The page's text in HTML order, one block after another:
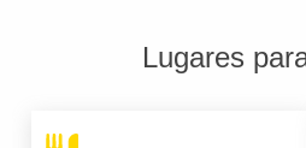
Lugares